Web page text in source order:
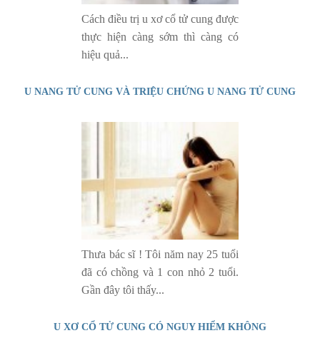
Cách điều trị u xơ cổ tử cung được
thực hiện càng sớm thì càng có
hiệu quả...
U NANG TỬ CUNG VÀ TRIỆU CHỨNG U NANG TỬ CUNG
Thưa bác sĩ ! Tôi năm nay 25 tuổi
đã có chồng và 1 con nhỏ 2 tuổi.
Gần đây tôi thấy...
U XƠ CỔ TỬ CUNG CÓ NGUY HIỂM KHÔNG